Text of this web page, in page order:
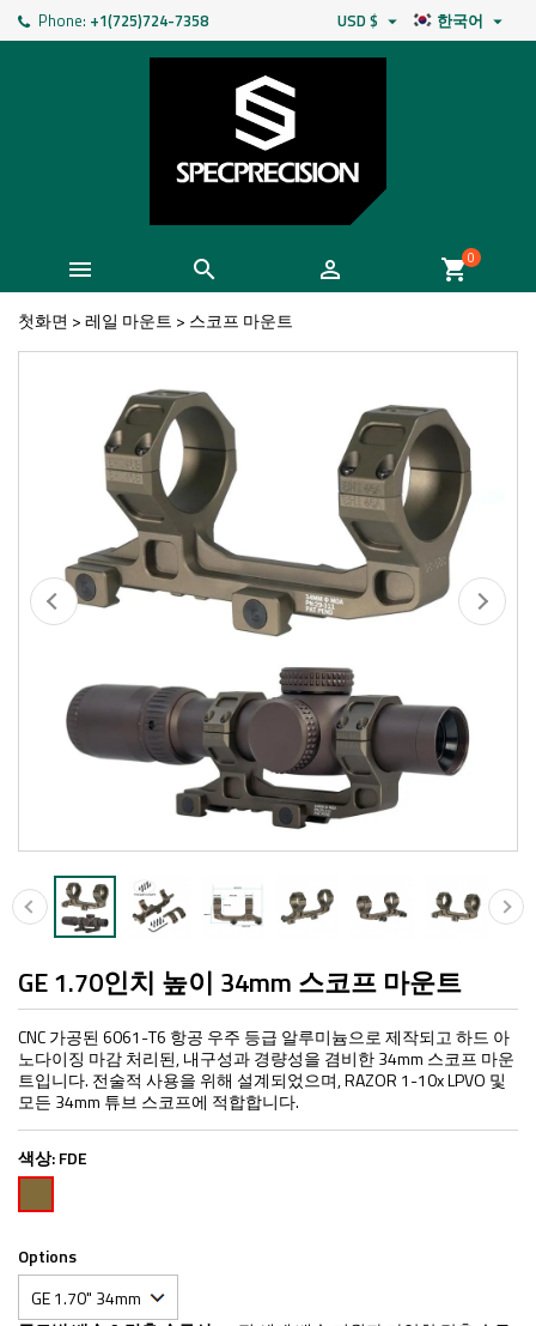
Phone: +1(725)724-7358 한국어 
USD $ 
   shopping_cart0
첫화면 >레일 마운트 > 스코프 마운트
GE 1.70인치 높이 34mm 스코프 마운트
CNC 가공된 6061-T6 항공 우주 등급 알루미늄으로 제작되고 하드 아
노다이징 마감 처리된, 내구성과 경량성을 겸비한 34mm 스코프 마운
트입니다. 전술적 사용을 위해 설계되었으며, RAZOR 1-10x LPVO 및
모든 34mm 튜브 스코프에 적합합니다.
색상:FDE
Options